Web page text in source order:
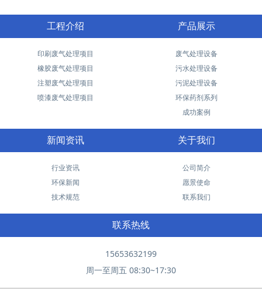
工程介绍
印刷废气处理项目
橡胶废气处理项目
注塑废气处理项目
喷漆废气处理项目
产品展示
废气处理设备
污水处理设备
污泥处理设备
环保药剂系列
成功案例
新闻资讯
行业资讯
环保新闻
技术规范
关于我们
公司简介
愿景使命
联系我们
联系热线
15653632199
周一至周五 08:30~17:30